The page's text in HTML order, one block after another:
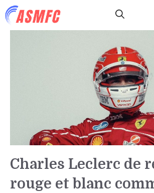
Aller
au
Charles Leclerc de
rouge et blanc